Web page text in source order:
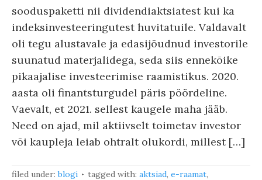
sooduspaketti nii dividendiaktsiatest kui ka
indeksinvesteeringutest huvitatuile. Valdavalt
oli tegu alustavale ja edasijõudnud investorile
suunatud materjalidega, seda siis ennekõike
pikaajalise investeerimise raamistikus. 2020.
aasta oli finantsturgudel päris pöördeline.
Vaevalt, et 2021. sellest kaugele maha jääb.
Need on ajad, mil aktiivselt toimetav investor
või kaupleja leiab ohtralt olukordi, millest […]
filed under:blogi tagged with: aktsiad, e-raamat,